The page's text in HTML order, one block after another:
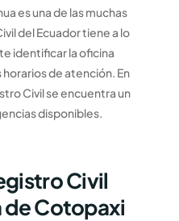
es una de las muchas
del Ecuador tiene a lo
identificar la oficina
de atención. En
Civil se encuentra un
disponibles.
Civil
de Cotopaxi